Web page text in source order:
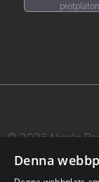
© 2026 Nicole
Denna